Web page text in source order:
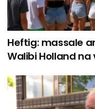
Heftig: massale
Walibi Holland